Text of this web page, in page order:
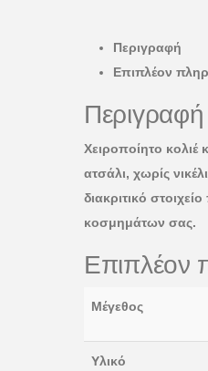
Περιγραφή
Επιπλέον
Περιγραφή
Χειροποίητο
ατσάλι, χωρίς
διακριτικό
κοσμημάτων σας.
Επιπλέον
Μέγεθος
Υλικό